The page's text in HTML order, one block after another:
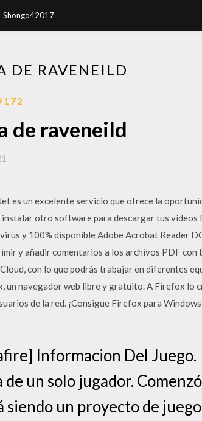
Shongo42017
DE RAVENEILD
de raveneild
es un excelente servicio que ofrece la
instalar otro software para descargar tus
y 100% disponible Adobe Acrobat Reader
y añadir comentarios a los archivos PDF con
con lo que podrás trabajar en diferentes
navegador web libre y gratuito. A Firefox lo
de la red. ¡Consigue Firefox para
Informacion Del Juego.
un solo jugador.
siendo un proyecto de juego